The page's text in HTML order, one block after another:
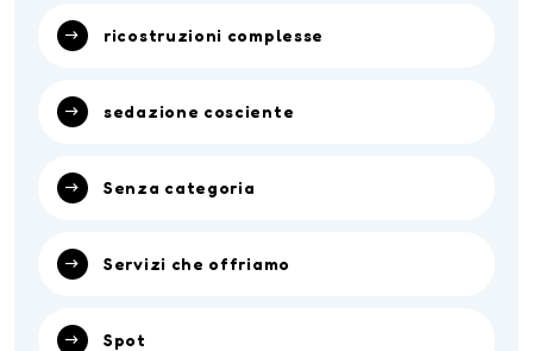
ricostruzioni complesse
sedazione cosciente
Senza categoria
Servizi che offriamo
Spot